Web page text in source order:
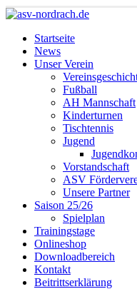
Startseite
News
Unser Verein
Fußball
AH Mannschaft
Kinderturnen
Tischtennis
Jugend
Vorstandschaft
ASV
Unsere Partner
Saison 25/26
Spielplan
Trainingstage
Onlineshop
Downloadbereich
Kontakt
Beitrittserklärung